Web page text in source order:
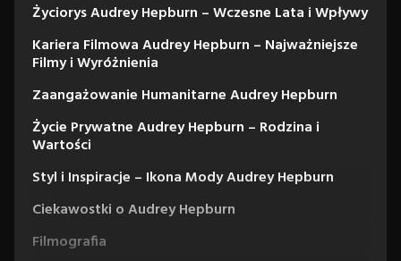
Życiorys Audrey Hepburn – Wczesne Lata i Wpływy
Kariera Filmowa Audrey Hepburn – Najważniejsze
Filmy i Wyróżnienia
Zaangażowanie Humanitarne Audrey Hepburn
Życie Prywatne Audrey Hepburn – Rodzina i
Wartości
Styl i Inspiracje – Ikona Mody Audrey Hepburn
Ciekawostki o Audrey Hepburn
Filmografia